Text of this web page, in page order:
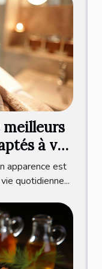
à vos
apparence est
quotidienne...